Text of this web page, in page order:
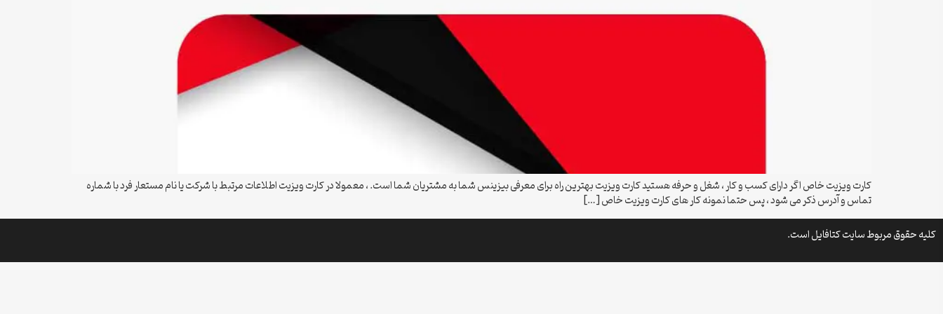
کارت ویزیت خاص اگر دارای کسب و کار ، شغل و حرفه هستید کارت ویزیت بهترین راه برای معرفی بیزینس شما به مشتریان شما است. ، معمولا در کارت ویزیت اطلاعات مرتبط با شرکت یا نام مستعار فرد با شماره
تماس و آدرس ذکر می شود ، پس حتما نمونه کار های کارت ویزیت خاص […]
کلیه حقوق مربوط سایت کتافایل است.